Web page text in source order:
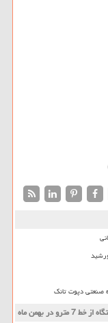
صنعتی دپوت تانک